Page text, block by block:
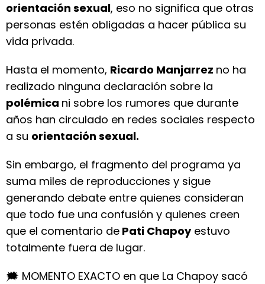
orientación sexual, eso no significa que otras
personas estén obligadas a hacer pública su
vida privada.
Hasta el momento, Ricardo Manjarrez no ha
realizado ninguna declaración sobre la
polémica ni sobre los rumores que durante
años han circulado en redes sociales respecto
a su orientación sexual.
Sin embargo, el fragmento del programa ya
suma miles de reproducciones y sigue
generando debate entre quienes consideran
que todo fue una confusión y quienes creen
que el comentario de Pati Chapoyestuvo
totalmente fuera de lugar.
🗯️ MOMENTO EXACTO en que La Chapoy sacó